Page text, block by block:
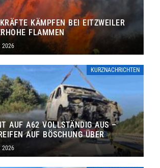
KÄMPFEN BEI EITZWEILER
FLAMMEN
2026
KURZNACHRICHTEN
AUF A62 VOLLSTÄNDIG AUS –
AUF BÖSCHUNG ÜBER
2026